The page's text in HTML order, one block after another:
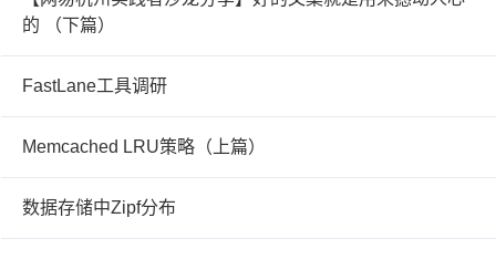
的 （下篇）
FastLane工具调研
Memcached LRU策略（上篇）
数据存储中Zipf分布